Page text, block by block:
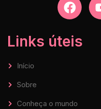
Links úteis
Início
Sobre
Conheça o mundo